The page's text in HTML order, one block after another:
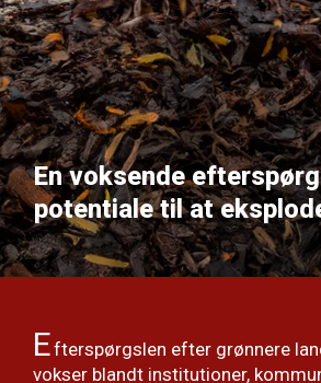
En voksende
potentiale til at
Efterspørgslen efter grønnere
vokser blandt institutioner,